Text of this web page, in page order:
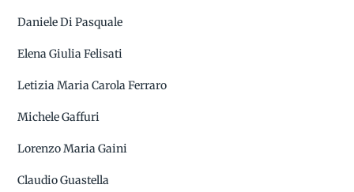
Daniele Di Pasquale
Elena Giulia Felisati
Letizia Maria Carola Ferraro
Michele Gaffuri
Lorenzo Maria Gaini
Claudio Guastella